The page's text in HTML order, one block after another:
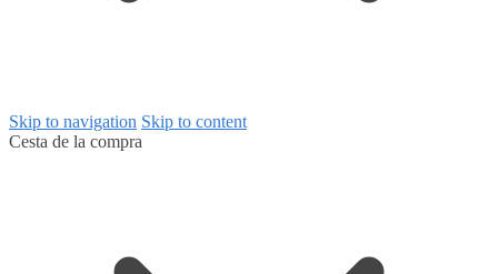
Skip to navigation Skip to content
Cesta de la compra